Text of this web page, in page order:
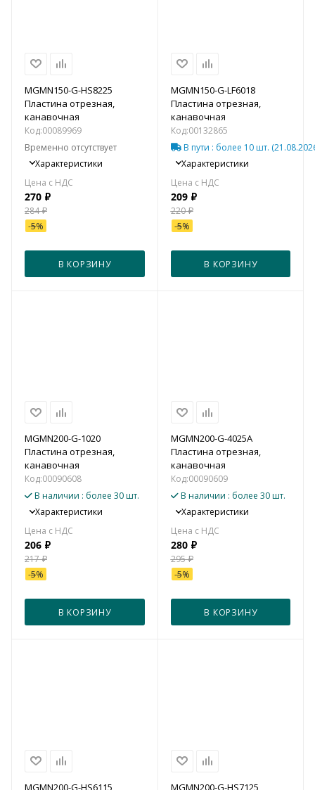
MGMN150-G-HS8225
Пластина отрезная,
канавочная
Код:00089969
Временно отсутствует
Характеристики
270 ₽
284₽
-5%
В КОРЗИНУ
MGMN150-G-LF6018
Пластина отрезная,
канавочная
Код:00132865
В пути : более 10 шт.
Характеристики
209₽
220₽
-5%
В КОРЗИНУ
MGMN200-G-1020
Пластина отрезная,
канавочная
Код:00090608
В наличии : более 30 шт.
Характеристики
206 ₽
217₽
-5%
В КОРЗИНУ
MGMN200-G-4025A
Пластина отрезная,
канавочная
Код:00090609
В наличии : более 30 шт.
Характеристики
280₽
295₽
-5%
В КОРЗИНУ
MGMN200-G-HS6115
MGMN200-G-HS7125